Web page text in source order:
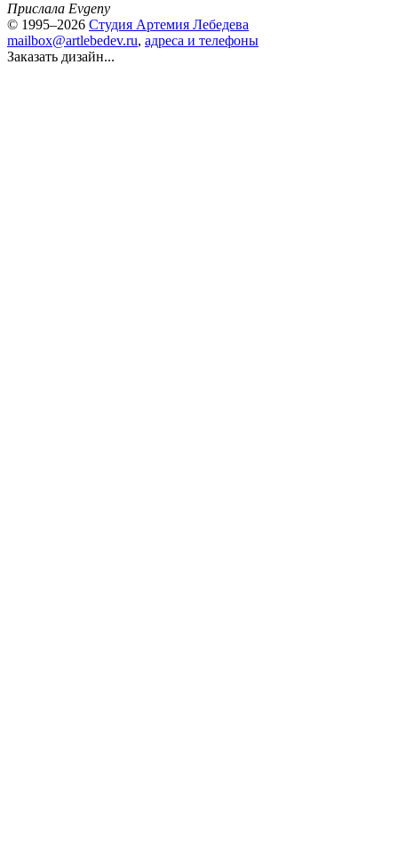
Прислала Evgeny
© 1995–2026 Студия Артемия Лебедева
mailbox@artlebedev.ru, адреса и телефоны
Заказать дизайн...